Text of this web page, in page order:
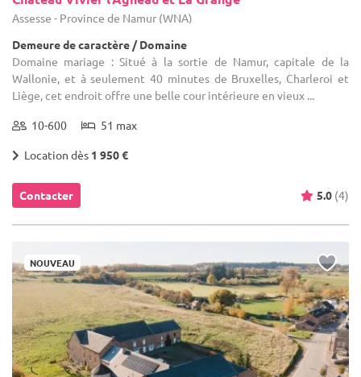
Assesse - Province de Namur (WNA)
Demeure de caractère / Domaine
Domaine mariage : Situé à la sortie de Namur, capitale de la
Wallonie, et à seulement 40 minutes de Bruxelles, Charleroi et
Liège, cet endroit offre une belle cour intérieure en vieux ...
10-600 51 max
Location dès 1 950 €
Contacter 5.0 (4)
NOUVEAU